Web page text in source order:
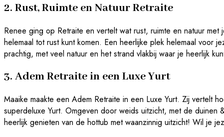
2. Rust, Ruimte en Natuur Retraite
Renee ging op Retraite en vertelt wat rust, ruimte en natuur
helemaal tot rust kunt komen. Een heerlijke plek helemaal
prachtig, met veel natuur en het strand vlakbij waar je heerlijk
3. Adem Retraite in een Luxe Yurt
Maaike maakte een Adem Retraite in een Luxe Yurt. Zij vertelt
superdeluxe Yurt. Omgeven door weids uitzicht, met de
heerlijk genieten van de hottub met waanzinnig uitzicht! Wil je